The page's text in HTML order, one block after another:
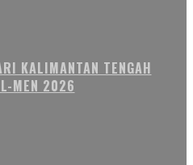
KALIMANTAN TENGAH
MEN 2026